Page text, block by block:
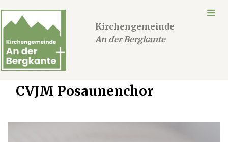
Kirchengemeinde
An der Bergkante
CVJM Posaunenchor